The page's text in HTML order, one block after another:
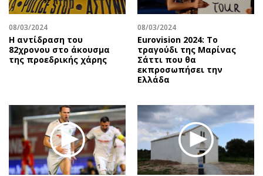
08/03/2024
Η αντίδραση του
82χρονου στο άκουσμα
της προεδρικής χάρης
08/03/2024
Eurovision 2024: Το
τραγούδι της Μαρίνας
Σάττι που θα
εκπροσωπήσει την
Ελλάδα